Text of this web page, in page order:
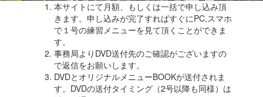
本サイトにて月額、もしくは一括で申し込み頂
きます。申し込みが完了すればすぐにPC,スマホ
で１号の練習メニューを見て頂くことができま
す。
事務局よりDVD送付先のご確認がございますの
で返信をお願いします。
DVDとオリジナルメニューBOOKが送付されま
す。DVDの送付タイミング（2号以降も同様）は